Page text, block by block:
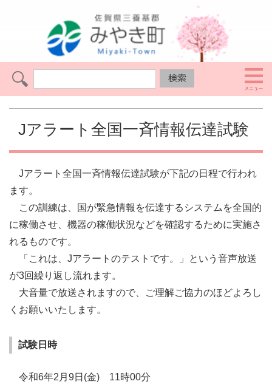
Jアラート全国一斉情報伝達試験
Jアラート全国一斉情報伝達試験が下記の日程で行われ
ます。
この訓練は、国が緊急情報を伝達するシステムを全国的
に稼働させ、機器の稼働状況などを確認するために実施さ
れるものです。
「これは、Jアラートのテストです。」という音声放送
が3回繰り返し流れます。
大音量で放送されますので、ご理解ご協力のほどよろし
くお願いいたします。
試験日時
令和6年2月9日(金) 11時00分